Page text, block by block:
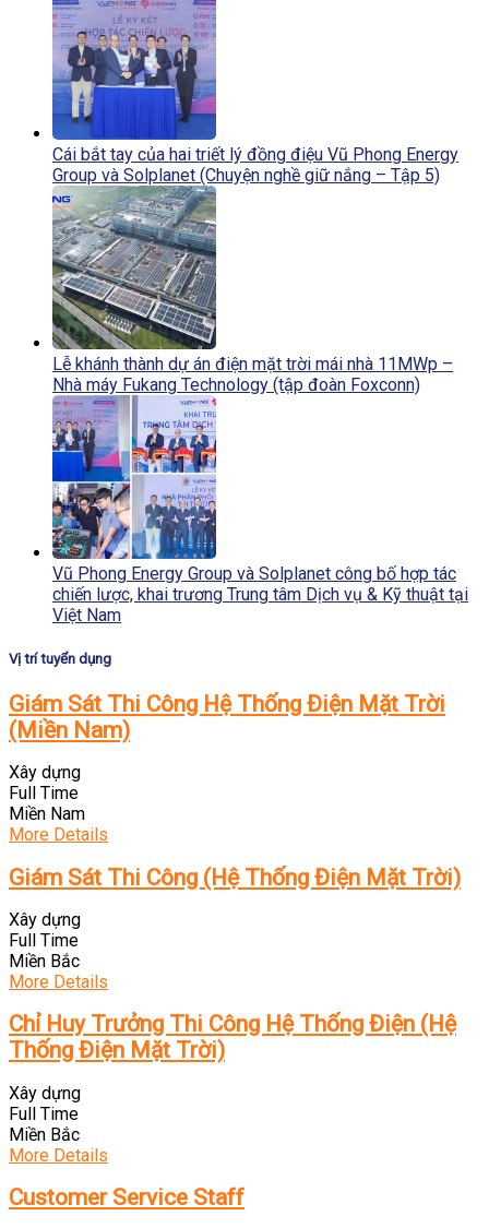
Cái bắt tay của hai triết lý đồng điệu Vũ Phong Energy
Group và Solplanet (Chuyện nghề giữ nắng – Tập 5)
Lễ khánh thành dự án điện mặt trời mái nhà 11MWp –
Nhà máy Fukang Technology (tập đoàn Foxconn)
Vũ Phong Energy Group và Solplanet công bố hợp tác
chiến lược, khai trương Trung tâm Dịch vụ & Kỹ thuật tại
Việt Nam
Vị trí tuyển dụng
Giám Sát Thi Công Hệ Thống Điện Mặt Trời
(Miền Nam)
Xây dựng
Full Time
Miền Nam
More Details
Giám Sát Thi Công (Hệ Thống Điện Mặt Trời)
Xây dựng
Full Time
Miền Bắc
More Details
Chỉ Huy Trưởng Thi Công Hệ Thống Điện (Hệ
Thống Điện Mặt Trời)
Xây dựng
Full Time
Miền Bắc
More Details
Customer Service Staff